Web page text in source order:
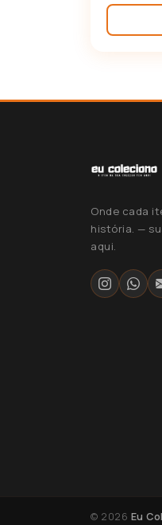
Onde cada
história. —
aqui.
© 2026 Eu